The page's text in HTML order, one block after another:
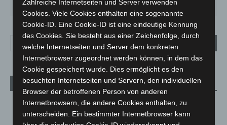
25° 25° 26 ° 31°
Aktuelle Beiträge
Brand im „Haus der Begegnung“ in Neuwarmbüchen schnell
eingedämmt
Zahlreiche Internetseiten und Server verwenden
Cookies. Viele Cookies enthalten eine sogenannte
Cookie-ID. Eine Cookie-ID ist eine eindeutige Kennung
des Cookies. Sie besteht aus einer Zeichenfolge, durch
welche Internetseiten und Server dem konkreten
Internetbrowser zugeordnet werden können, in dem das
Cookie gespeichert wurde. Dies ermöglicht es den
besuchten Internetseiten und Servern, den individuellen
Browser der betroffenen Person von anderen
Internetbrowsern, die andere Cookies enthalten, zu
unterscheiden. Ein bestimmter Internetbrowser kann